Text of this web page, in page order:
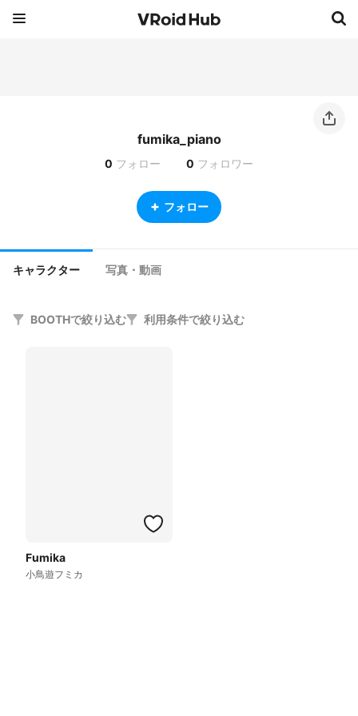
fumika_piano
0 フォロー 0 フォロワー
フォロー
キャラクター 写真・動画
BOOTHで絞り込む 利用条件で絞り込む
Fumika
小鳥遊フミカ